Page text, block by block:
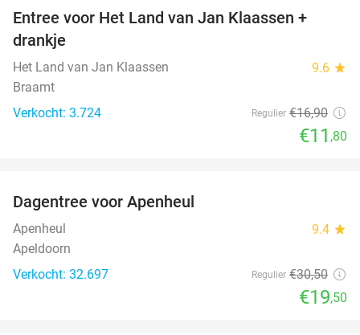
Entree voor Het Land van Jan Klaassen +
drankje
Het Land van Jan Klaassen 9.6 star
Braamt
Verkocht: 3.724
Regulier €16,90
€11 ,80
Dagentree voor Apenheul
Apenheul 9.4 star
Apeldoorn
Verkocht: 32.697
Regulier €30,50
€19,50